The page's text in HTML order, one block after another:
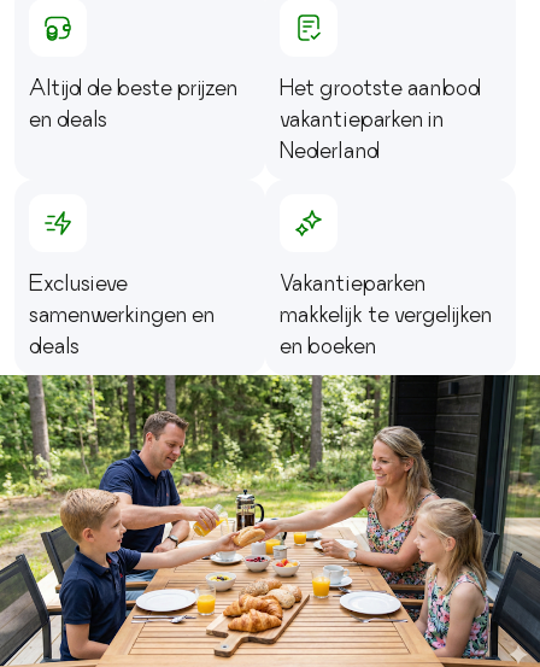
Altijd de beste prijzen
en deals
Het grootste aanbod
vakantieparken in
Nederland
Exclusieve
samenwerkingen en
deals
Vakantieparken
makkelijk te vergelijken
en boeken